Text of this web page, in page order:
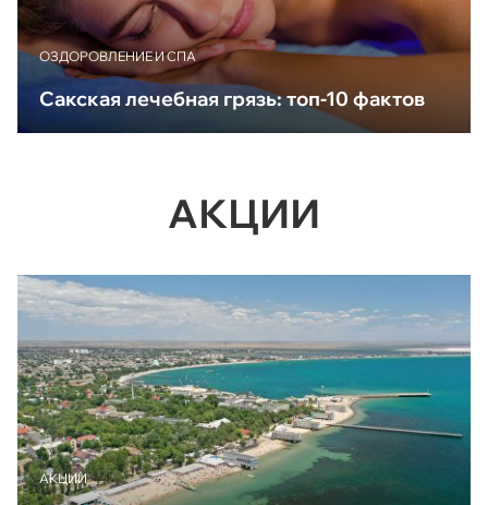
ОЗДОРОВЛЕНИЕ И СПА
Сакская лечебная грязь: топ-10 фактов
АКЦИИ
АКЦИИ